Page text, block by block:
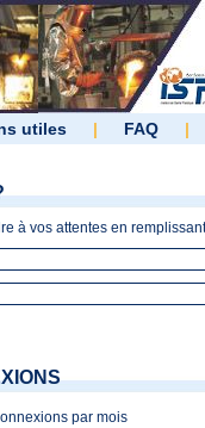
utiles | FAQ |
à vos attentes en
par mois